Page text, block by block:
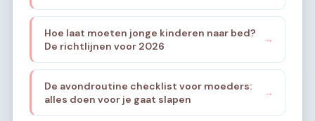
Hoe laat moeten jonge kinderen naar bed?
De richtlijnen voor 2026
→
De avondroutine checklist voor moeders:
alles doen voor je gaat slapen
→